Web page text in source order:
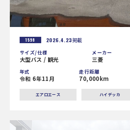
1598 2026.4.23掲載
サイズ/仕様
大型バス / 観光
メーカー
三菱
年式
令和 6年11月
走行距離
70,000km
エアロエース ハイデッカ